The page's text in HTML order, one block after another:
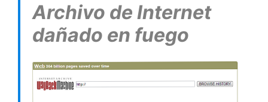
Archivo de Internet
dañado en fuego